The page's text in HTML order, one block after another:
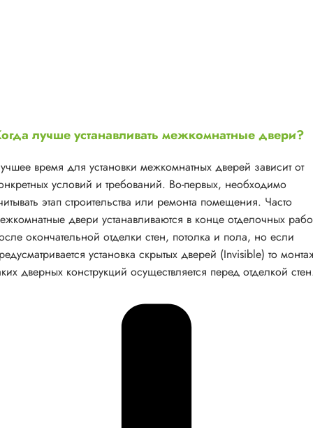
лучше устанавливать межкомнатные двери?
время для установки межкомнатных дверей зависит от
условий и требований. Во-первых, необходимо
этап строительства или ремонта помещения. Часто
двери устанавливаются в конце отделочных
окончательной отделки стен, потолка и пола, но если
установка скрытых дверей (Invisible) то
дверных конструкций осуществляется перед отделкой